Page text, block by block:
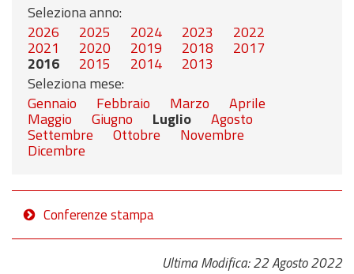
Seleziona anno:
2026
2025 2024 2023 2022
2021 2020 2019 2018 2017
2016 2015 2014
2013
Seleziona mese:
Gennaio
Febbraio Marzo Aprile
Maggio Giugno Luglio Agosto
Settembre Ottobre Novembre
Dicembre
Conferenze stampa
Ultima Modifica: 22 Agosto 2022